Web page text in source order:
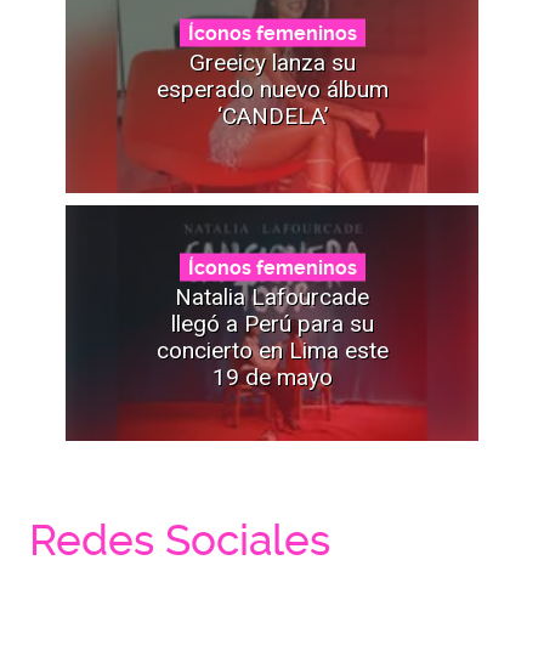
Íconos femeninos
Greeicy lanza su
esperado nuevo álbum
‘CANDELA’
Íconos femeninos
Natalia Lafourcade
llegó a Perú para su
concierto en Lima este
19 de mayo
Redes Sociales